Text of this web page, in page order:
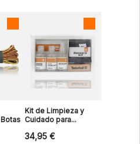
Kit de Limpieza y
Cuidado para...
34,95 €